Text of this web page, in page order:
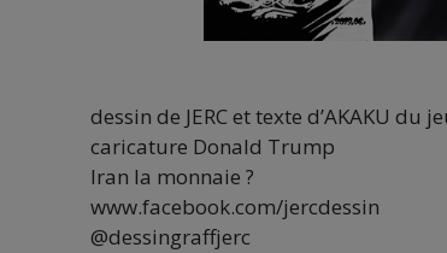
dessin de JERC et texte d’AKAKU du
caricature Donald Trump
Iran la monnaie ?
www.facebook.com/jercdessin
@dessingraffjerc